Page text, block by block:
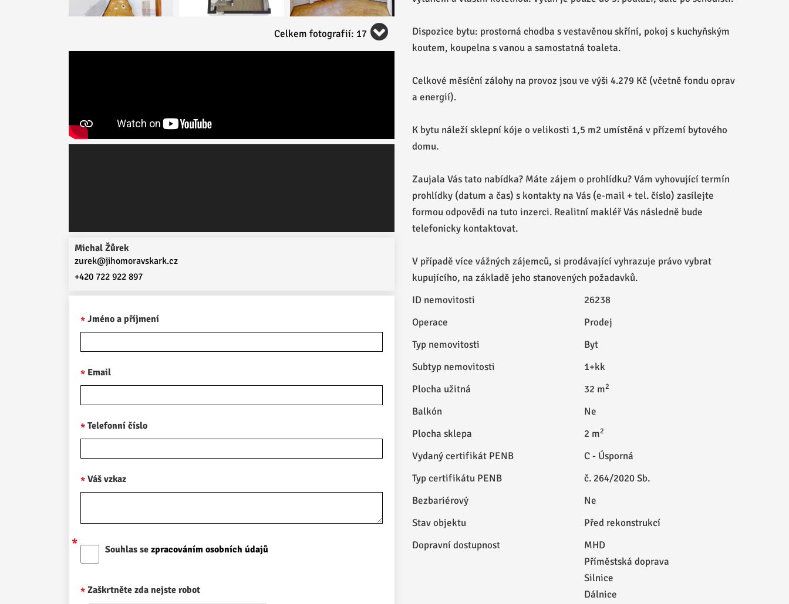
Celkem fotografií: 17
Michal Žůrek
zurek@jihomoravskark.cz
+420 722 922 897
Jméno a příjmení
Email
Telefonní číslo
Váš vzkaz
Souhlas se zpracováním osobních údajů
Zaškrtněte zda nejste robot
Dispozice bytu: prostorná chodba s vestavěnou skříní, pokoj s kuchyňským
koutem, koupelna s vanou a samostatná toaleta.
Celkové měsíční zálohy na provoz jsou ve výši 4.279 Kč (včetně fondu oprav
a energií).
K bytu náleží sklepní kóje o velikosti 1,5 m2 umístěná v přízemí bytového
domu.
Zaujala Vás tato nabídka? Máte zájem o prohlídku? Vám vyhovující termín
prohlídky (datum a čas) s kontakty na Vás (e-mail + tel. číslo) zasílejte
formou odpovědi na tuto inzerci. Realitní makléř Vás následně bude
telefonicky kontaktovat.
V případě více vážných zájemců, si prodávající vyhrazuje právo vybrat
kupujícího, na základě jeho stanovených požadavků.
ID nemovitosti
26238
Operace
Prodej
Typ nemovitosti
Byt
Subtyp nemovitosti
1+kk
Plocha užitná
32 m2
Balkón
Ne
Plocha sklepa
2 m2
Vydaný certifikát PENB
C - Úsporná
Typ certifikátu PENB
č. 264/2020 Sb.
Bezbariérový
Ne
Stav objektu
Před rekonstrukcí
Dopravní dostupnost
MHD
Příměstská doprava
Silnice
Dálnice